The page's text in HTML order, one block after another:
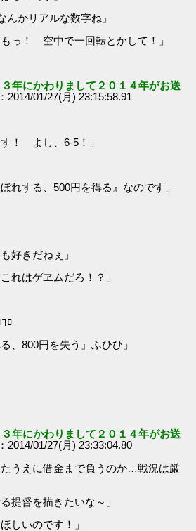
んかリアルな数字ね」
っ！ 空中で一回転とかして！」
年にかわりまして２０１４年がお送
2014/01/27(月) 23:15:58.91
！ よし、6-5！」
れする、500円を得る』なのです」
好きだねぇ」
れはゲヱムだろ！？」
ﾛ
、800円を失う』ふひひ」
年にかわりまして２０１４年がお送
2014/01/27(月) 23:33:04.80
うえに借金まで負うのか…戦況は厳
提督を描きたいな～」
しいのです！」